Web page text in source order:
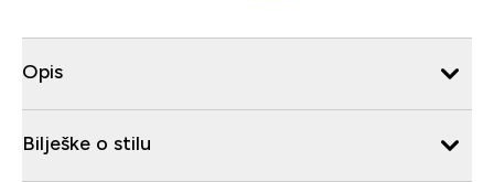
Opis
Bilješke o stilu